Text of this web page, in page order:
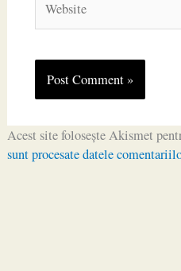
Acest site folosește Akismet
sunt procesate datele